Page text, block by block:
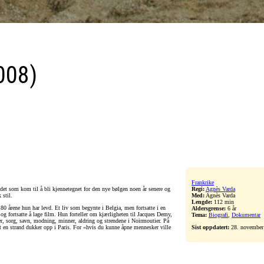
som kom til å bli kjennetegnet for den nye bølgen noen år senere og
stil.
årene hun har levd. Et liv som begynte i Belgia, men fortsatte i en
fortsatte å lage film. Hun forteller om kjærligheten til Jacques Demy,
savn, modning, minner, aldring og strendene i Noirmoutier. På
strand dukker opp i Paris. For «hvis du kunne åpne mennesker ville
Frankrike
Regi: Agnès Varda
Med: Agnès Varda
Lengde: 112 min
Aldersgrense: 6 år
Tema: Biografi
Dokumentar
Sist oppdatert: 28.